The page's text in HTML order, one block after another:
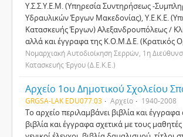
Υ.Σ.Σ.Υ.Ε.Μ. (Υπηρεσία Συντηρήσεως -
Υδραυλικών Έργων Μακεδονίας), Υ.Ε.Κ.Ε.
Κατασκευής Έργων) Αλεξανδρουπόλεως /
αλλά και έγγραφα της Κ.Ο.Μ.Δ.Ε. (Κρατικός
Νομαρχιακή Αυτοδιοίκηση Σερρών, 1η
Κατασκευής Έργου (Δ.Ε.Κ.Ε.)
Αρχείο 1ου Δημοτικού Σχολείου
GRGSA-LAK EDU077.03 Αρχείο 1940-2008
Το αρχείο περιλαμβάνει βιβλία και
βιβλία και έγγραφα σχετικά με τους